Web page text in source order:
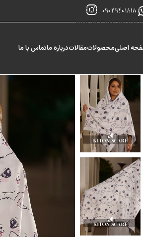
Skip to navigation
Skip to main content
09029201818
اصلیمحصولاتمقالاتدرباره ماتماس با ما